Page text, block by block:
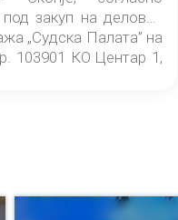
закуп на деловен
„Судска Палата” на
103901 КО Центар 1,